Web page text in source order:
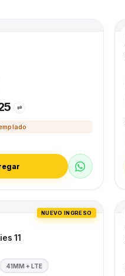
⇄
NUEVO INGRESO
11
41MM + LTE